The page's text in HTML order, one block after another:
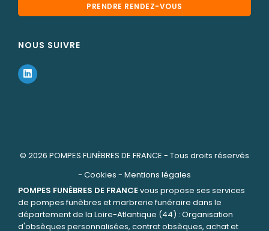
PRENDRE RENDEZ-VOUS
NOUS SUIVRE
© 2026 POMPES FUNÈBRES DE FRANCE - Tous droits réservés
- Cookies - Mentions légales
POMPES FUNÈBRES DE FRANCEvous propose ses services
de pompes funèbres et marbrerie funéraire dans le
département de la Loire-Atlantique (44) : Organisation
d'obsèques personnalisées, contrat obsèques, achat et